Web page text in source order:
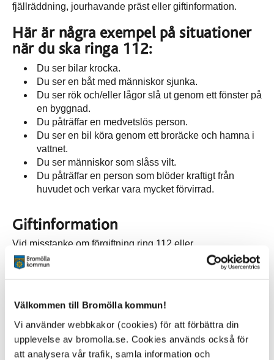
Välkommen till Bromölla kommun!
Vi använder webbkakor (cookies) för att förbättra din
upplevelse av bromolla.se. Cookies används också för
att analysera vår trafik, samla information och
fjällräddning, jourhavande präst eller giftinformation.
Här är några exempel på situationer
när du ska ringa 112:
Du ser bilar krocka.
Du ser en båt med människor sjunka.
Du ser rök och/eller lågor slå ut genom ett fönster på
en byggnad.
Du påträffar en medvetslös person.
Du ser en bil köra genom ett broräcke och hamna i
vattnet.
Du ser människor som slåss vilt.
Du påträffar en person som blöder kraftigt från
huvudet och verkar vara mycket förvirrad.
Giftinformation
Vid misstanke om förgiftning ring 112 eller
Giftinformationscentralen 08-33 12 31.
114 14 - Polisens nummer vid icke akuta händelser